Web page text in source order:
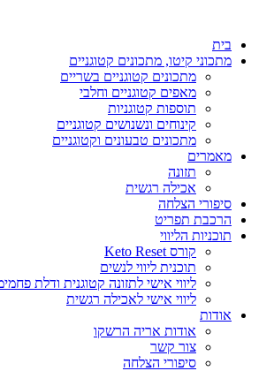
בית
מתכוני קיטו, מתכונים קטוגניים
מתכונים קטוגניים בשריים
מאפים קטוגניים וחלבי
תוספות קטוגניות
קינוחים ונשנושים קטוגניים
מתכונים טבעונים וקטוגניים
מאמרים
תזונה
אכילה רגשית
סיפורי הצלחה
הרכבת תפריט
תוכניות הליווי
קורס Keto Reset
תוכנית ליווי לנשים
ליווי אישי לתזונה קטוגנית ודלת
ליווי אישי לאכילה רגשית
אודות
אודות אריה הרשקו
צור קשר
סיפורי הצלחה